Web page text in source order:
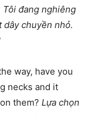
Tôi đang nghiêng
dây chuyền nhỏ.
way, have you
necks and it
them? Lựa chọn